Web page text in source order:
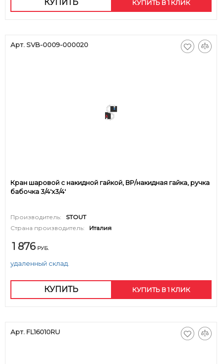
КУПИТЬ КУПИТЬ В 1 КЛИК
Арт. SVB-0009-000020
Кран шаровой с накидной гайкой, ВР/накидная гайка, ручка
бабочка 3/4'x3/4'
Производитель:
STOUT
Страна производитель:
Италия
1 876 РУБ.
удаленный склад.
КУПИТЬ КУПИТЬ В 1 КЛИК
Арт. FL16010RU